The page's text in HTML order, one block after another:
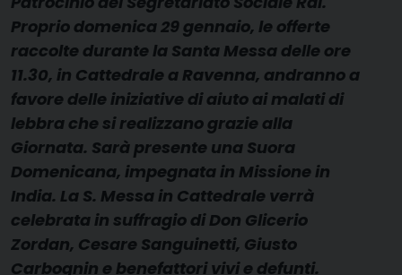
Proprio domenica 29 gennaio, le offerte
raccolte durante la Santa Messa delle ore
11.30, in Cattedrale a Ravenna, andranno a
favore delle iniziative di aiuto ai malati di
lebbra che si realizzano grazie alla
Giornata. Sarà presente una Suora
Domenicana, impegnata in Missione in
India. La S. Messa in Cattedrale verrà
celebrata in suffragio di Don Glicerio
Zordan, Cesare Sanguinetti, Giusto
Carbognin e benefattori vivi e defunti.